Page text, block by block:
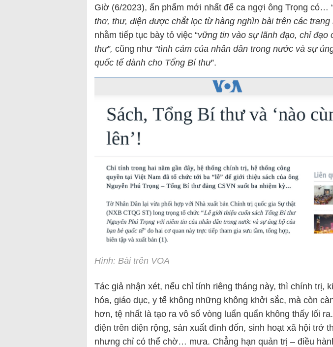
Giờ (6/2023), ấn phẩm mới nhất để ca ngợi ông Trọng có…
thơ, thư, điện được chắt lọc từ hàng nghìn bài trên các trang
nhằm tiếp tục bày tỏ việc “vững tin vào sự lãnh đạo, chỉ đạo
thư”, cũng như “tình cảm của nhân dân trong nước và sự
quốc tế dành cho Tổng Bí thư”.
Hình: Bài trên VOA
Tác giả nhận xét, nếu chỉ tính riêng tháng này, thì chính trị,
hóa, giáo dục, y tế không những không khởi sắc, mà còn
hơn, tệ nhất là tạo ra vô số vòng luẩn quẩn không thấy lối
điện trên diện rộng, sản xuất đình đốn, sinh hoạt xã hội trở
nhưng chỉ có thể chờ… mưa. Chẳng hạn quản trị – điều